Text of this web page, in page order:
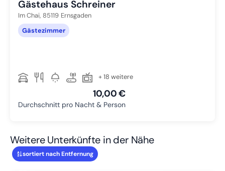
Gästehaus Schreiner
Im Chai, 85119 Ernsgaden
Gästezimmer
+ 18 weitere
10,00 €
Durchschnitt pro Nacht & Person
Weitere Unterkünfte in der Nähe
sortiert nach Entfernung